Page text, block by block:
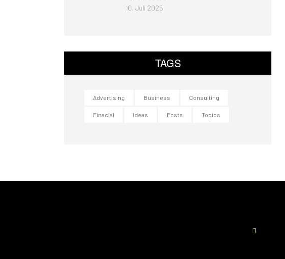
10. Juli 2025
TAGS
Advertising Business Consulting
Finacial Ideas Posts Topics